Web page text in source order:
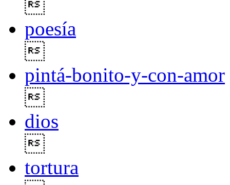
poesía
pintá-bonito-y-con-amor
dios
tortura